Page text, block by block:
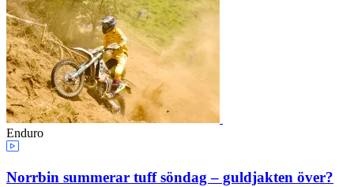
Enduro
Norrbin summerar tuff söndag – guldjakten över?